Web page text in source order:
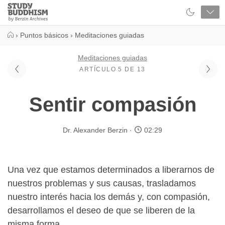
Close
Study
Buddhism
› Puntos básicos › Meditaciones guiadas
Meditaciones guiadas
ARTÍCULO 5 DE 13
Sentir compasión
Dr. Alexander Berzin 02:29
Una vez que estamos determinados a liberarnos de
nuestros problemas y sus causas, trasladamos
nuestro interés hacia los demás y, con compasión,
desarrollamos el deseo de que se liberen de la